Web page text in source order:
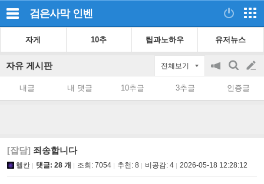
검은사막 인벤
자게 10추 팁과노하우 유저뉴스
자유 게시판 전체보기
공
on/off
검
색
글
쓰
내글 내 댓글 10추글 3추글 인증글
[잡담] 죄송합니다
헬칸 댓글: 28 개 조회: 7054 추천: 8 비공감: 4 2026-05-18 12:28:12